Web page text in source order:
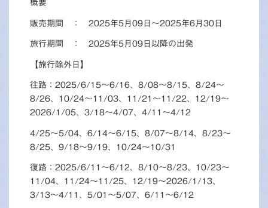
概要
販売期間 ： 2025年5月09日～2025年6月30日
旅行期間 ： 2025年5月09日以降の出発
【旅行除外日】
往路：2025/6/15～6/16、8/08～8/15、8/24～
8/26、10/24～11/03、11/21～11/22、12/19～
2026/1/05、3/18～4/07、4/11～4/12
4/25～5/04、6/14～6/15、8/07～8/14、8/23～
8/25、9/18～9/19、10/24～10/31
復路：2025/6/11～6/12、8/10～8/23、10/23～
11/04、11/24～11/25、12/19～2026/1/13、
3/13～4/11、5/01～5/07、6/11～6/12